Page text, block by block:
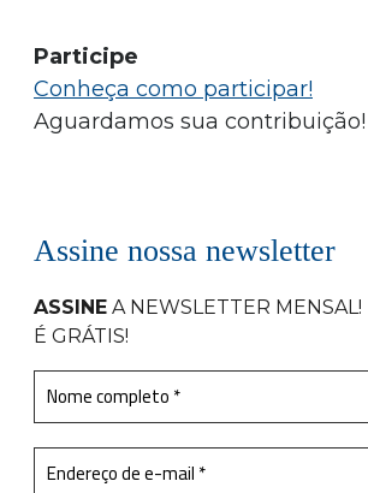
Participe
Conheça como participar!
Aguardamos sua contribuição!
Assine nossa newsletter
ASSINE A NEWSLETTER MENSAL!
É GRÁTIS!